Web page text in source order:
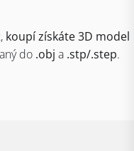
koupí získáte 3D model
do .obj a .stp/.step.